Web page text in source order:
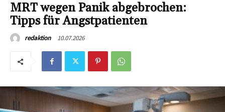
MRT wegen Panik abgebrochen:
Tipps für Angstpatienten
redaktion 10.07.2026